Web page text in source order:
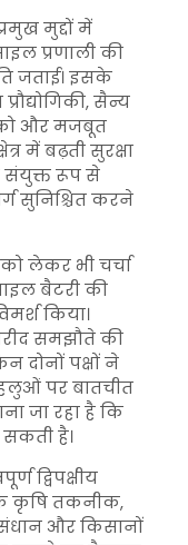
मुद्दों में
प्रणाली की
जताई। इसके
सैन्य
को और मजबूत
में बढ़ती सुरक्षा
संयुक्त रूप से
सुनिश्चित करने
लेकर भी चर्चा
बैटरी की
किया।
समझौते की
दोनों पक्षों ने
पर बातचीत
जा रहा है कि
सकती है।
द्विपक्षीय
कृषि तकनीक,
और किसानों